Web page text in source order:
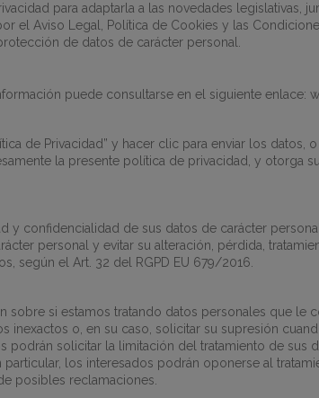
para adaptarla a las novedades legislativas,
el Aviso Legal, Política de Cookies y las
de datos de carácter personal.
puede consultarse en el siguiente enlace:
de Privacidad” y hacer clic para enviar los datos,
la presente política de privacidad, y
confidencialidad de sus datos de carácter
personal y evitar su alteración, pérdida,
según el Art. 32 del RGPD EU 679/2016.
si estamos tratando datos personales que le
inexactos o, en su caso, solicitar su supresión
podrán solicitar la limitación del tratamiento de
los interesados podrán oponerse al
posibles reclamaciones.